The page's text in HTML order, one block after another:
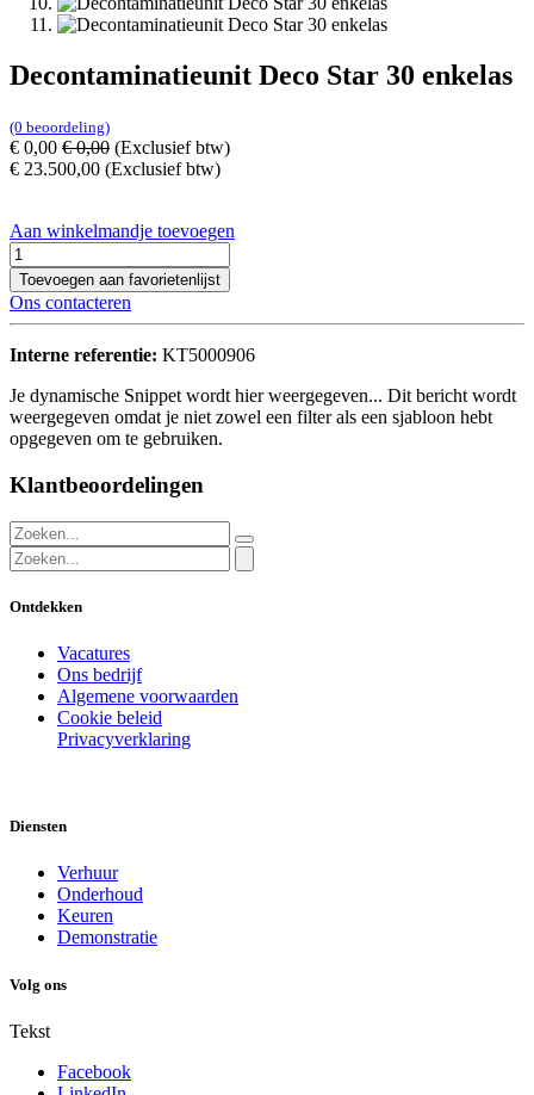
Decontaminatieunit Deco Star 30 enkelas
(0 beoordeling)
€ 0,00 €0,00 (Exclusief btw)
€ 23.500,00 (Exclusief btw)
Aan winkelmandje toevoegen
Toevoegen aan favorietenlijst
Ons contacteren
Interne referentie: KT5000906
Je dynamische Snippet wordt hier weergegeven... Dit bericht wordt
weergegeven omdat je niet zowel een filter als een sjabloon hebt
opgegeven om te gebruiken.
Klantbeoordelingen
Ontdekken
Vacatures
Ons bedrijf
Algemene voorwaarden
Cookie beleid
Privacyverklaring
Diensten
Verhuur
Onderhoud
Keuren
Demonstratie
Volg ons
Tekst
Facebook